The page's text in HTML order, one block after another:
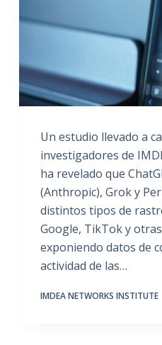
Un estudio llevado a
investigadores de
ha revelado que
(Anthropic), Grok y
distintos tipos de
Google, TikTok y
exponiendo datos de
actividad de las…
IMDEA NETWORKS INSTITUTE